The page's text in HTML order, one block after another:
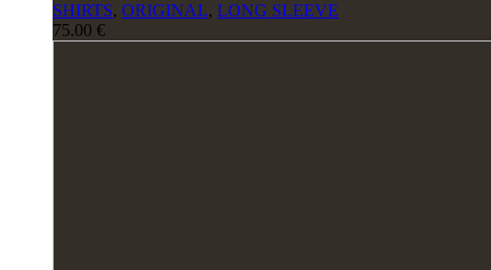
SHIRTS, ORIGINAL, LONG SLEEVE
75.00 €